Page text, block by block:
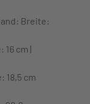
Breite:
16 cm |
18,5 cm